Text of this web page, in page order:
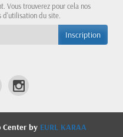
Vous trouverez pour cela nos
d'utilisation du site.
by EURL KARAA